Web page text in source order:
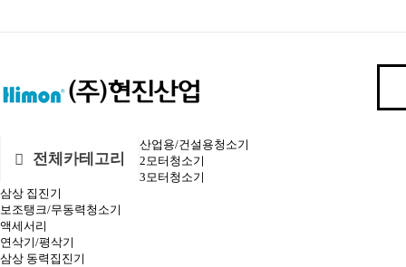
전체카테고리
산업용/건설용청소기
2모터청소기
3모터청소기
삼상 집진기
보조탱크/무동력청소기
액세서리
연삭기/평삭기
삼상 동력집진기